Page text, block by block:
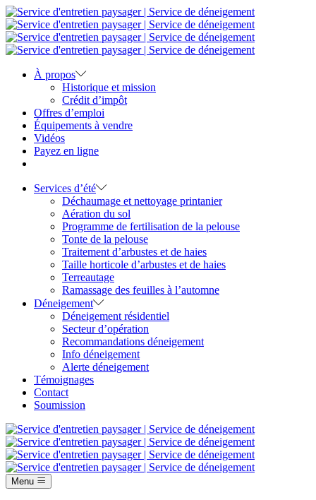
À propos
Historique et mission
Crédit d’impôt
Offres d’emploi
Équipements à vendre
Vidéos
Payez en ligne
Services d’été
Déchaumage et nettoyage printanier
Aération du sol
Programme de fertilisation de la pelouse
Tonte de la pelouse
Traitement d’arbustes et de haies
Taille horticole d’arbustes et de haies
Terreautage
Ramassage des feuilles à l’automne
Déneigement
Déneigement résidentiel
Secteur d’opération
Recommandations déneigement
Info déneigement
Alerte déneigement
Témoignages
Contact
Soumission
Menu